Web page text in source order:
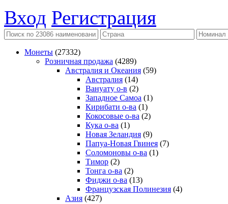
Вход Регистрация
Монеты (27332)
Розничная продажа (4289)
Австралия и Океания (59)
Австралия (14)
Вануату о-в (2)
Западное Самоа (1)
Кирибати о-ва (1)
Кокосовые о-ва (2)
Кука о-ва (1)
Новая Зеландия (9)
Папуа-Новая Гвинея (7)
Соломоновы о-ва (1)
Тимор (2)
Тонга о-ва (2)
Фиджи о-ва (13)
Французская Полинезия (4)
Азия (427)